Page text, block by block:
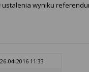
ustalenia wyniku
26-04-2016 11:33